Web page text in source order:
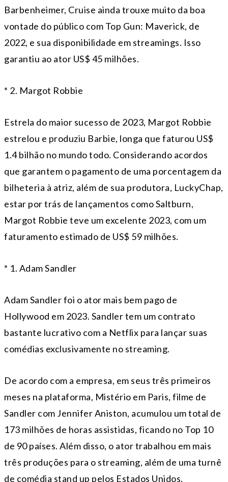
Barbenheimer, Cruise ainda trouxe muito da boa
vontade do público com Top Gun: Maverick, de
2022, e sua disponibilidade em streamings. Isso
garantiu ao ator US$ 45 milhões.
* 2. Margot Robbie
Estrela do maior sucesso de 2023, Margot Robbie
estrelou e produziu Barbie, longa que faturou US$
1.4 bilhão no mundo todo. Considerando acordos
que garantem o pagamento de uma porcentagem da
bilheteria à atriz, além de sua produtora, LuckyChap,
estar por trás de lançamentos como Saltburn,
Margot Robbie teve um excelente 2023, com um
faturamento estimado de US$ 59 milhões.
* 1. Adam Sandler
Adam Sandler foi o ator mais bem pago de
Hollywood em 2023. Sandler tem um contrato
bastante lucrativo com a Netflix para lançar suas
comédias exclusivamente no streaming.
De acordo com a empresa, em seus três primeiros
meses na plataforma, Mistério em Paris, filme de
Sandler com Jennifer Aniston, acumulou um total de
173 milhões de horas assistidas, ficando no Top 10
de 90 países. Além disso, o ator trabalhou em mais
três produções para o streaming, além de uma turnê
de comédia stand up pelos Estados Unidos.